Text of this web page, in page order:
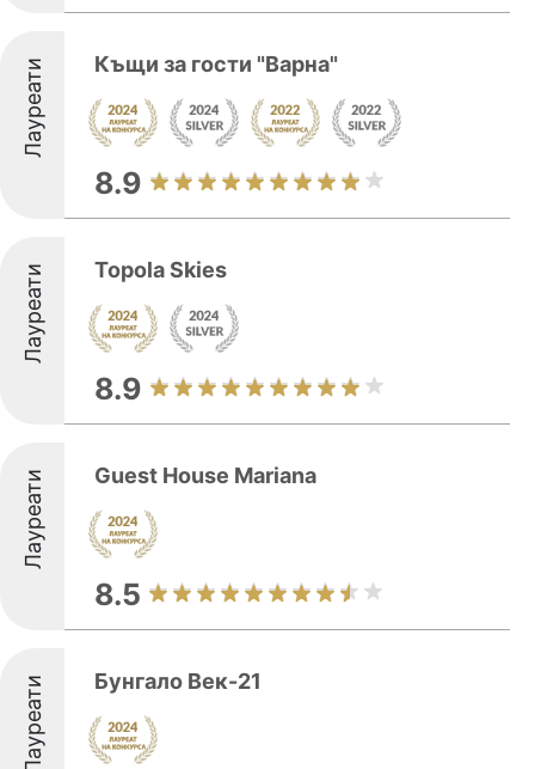
Лауреати Къщи за гости "Варна"
8.9
Лауреати Topola Skies
8.9
Лауреати Guest House Mariana
8.5
Лауреати Бунгало Век-21